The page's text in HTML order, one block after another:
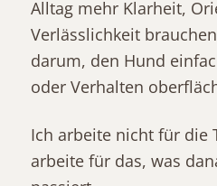
Alltag mehr Klarheit,
Verlässlichkeit
darum, den Hund
oder Verhalten
Ich arbeite nicht für die
arbeite für das, was